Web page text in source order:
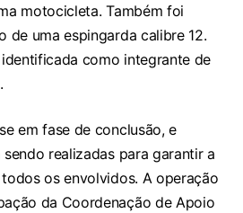
motocicleta. Também foi
de uma espingarda calibre 12.
como integrante de
em fase de conclusão, e
realizadas para garantir a
os envolvidos. A operação
da Coordenação de Apoio